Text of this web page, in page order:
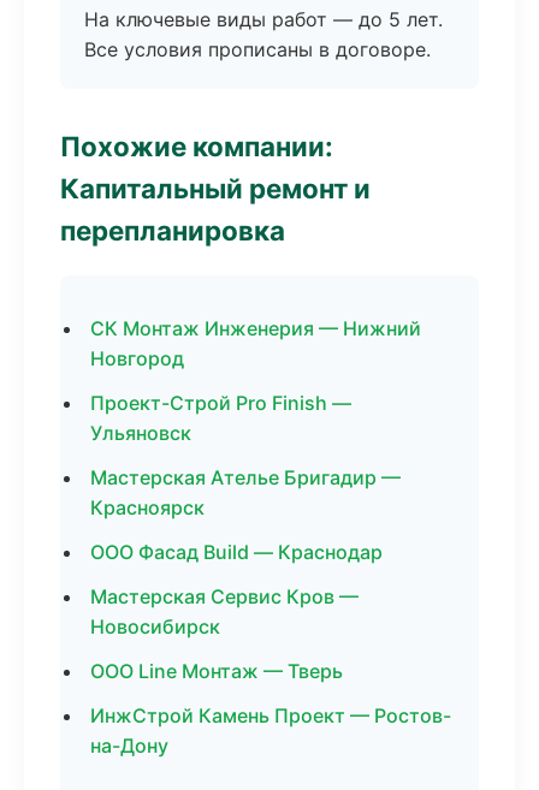
На ключевые виды работ — до 5 лет.
Все условия прописаны в договоре.
Похожие компании:
Капитальный ремонт и
перепланировка
СК Монтаж Инженерия — Нижний
Новгород
Проект-Строй Pro Finish —
Ульяновск
Мастерская Ателье Бригадир —
Красноярск
ООО Фасад Build — Краснодар
Мастерская Сервис Кров —
Новосибирск
ООО Line Монтаж — Тверь
ИнжСтрой Камень Проект — Ростов-
на-Дону